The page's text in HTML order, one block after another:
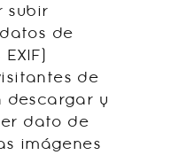
subir
de
de
descargar y
dato de
imágenes